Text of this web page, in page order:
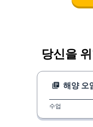
당신을
해양 오
수업